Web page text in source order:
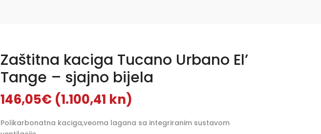
Zaštitna kaciga Tucano Urbano El’
Tange – sjajno bijela
146,05€ (1.100,41 kn)
Polikarbonatna kaciga,veoma lagana sa integriranim sustavom